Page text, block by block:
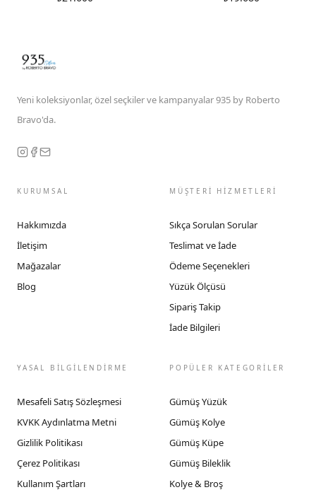
Yeni koleksiyonlar, özel seçkiler ve kampanyalar 935 by Roberto
Bravo'da.
KURUMSAL
Hakkımızda
İletişim
Mağazalar
Blog
MÜŞTERİ HİZMETLERİ
Sıkça Sorulan Sorular
Teslimat ve İade
Ödeme Seçenekleri
Yüzük Ölçüsü
Sipariş Takip
İade Bilgileri
YASAL BİLGİLENDİRME
Mesafeli Satış Sözleşmesi
KVKK Aydınlatma Metni
Gizlilik Politikası
Çerez Politikası
Kullanım Şartları
POPÜLER KATEGORİLER
Gümüş Yüzük
Gümüş Kolye
Gümüş Küpe
Gümüş Bileklik
Kolye & Broş